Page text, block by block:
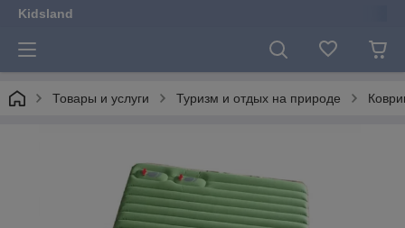
Kidsland
Товары и услуги Туризм и отдых на природе